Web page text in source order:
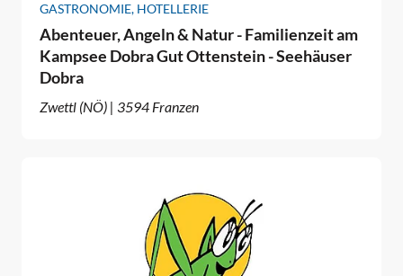
GASTRONOMIE, HOTELLERIE
Abenteuer, Angeln & Natur - Familienzeit am
Kampsee Dobra Gut Ottenstein - Seehäuser
Dobra
Zwettl (NÖ) | 3594 Franzen